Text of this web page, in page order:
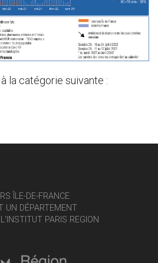
la catégorie suivante :
ÎLE-DE-FRANCE
UN DÉPARTEMENT
L'INSTITUT PARIS REGION